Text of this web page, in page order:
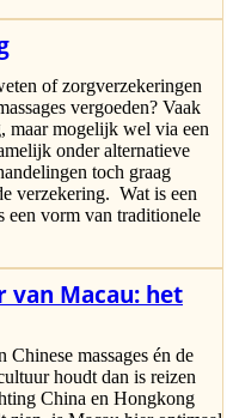
of zorgverzekeringen
vergoeden? Vaak
maar mogelijk wel via een
onder alternatieve
toch graag
verzekering. Wat is een
een vorm van traditionele
van Macau: het
Chinese massages én de
houdt dan is reizen
China en Hongkong